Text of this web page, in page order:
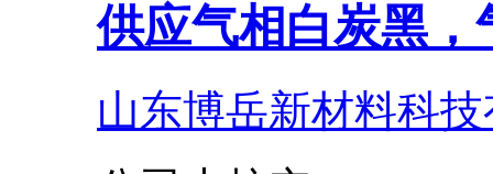
供应气相白炭黑
山东博岳新材料科